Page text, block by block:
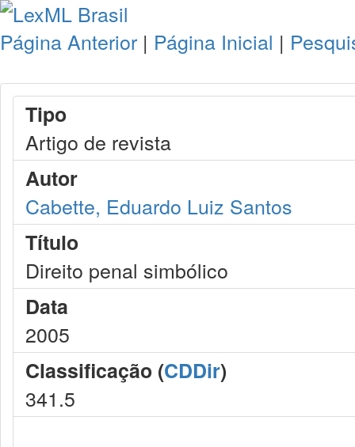
Página Anterior | Página Inicial |
Tipo
Artigo de revista
Autor
Cabette, Eduardo Luiz Santos
Título
Direito penal simbólico
Data
2005
Classificação (CDDir)
341.5